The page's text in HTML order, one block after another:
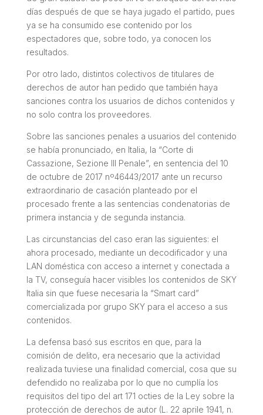
días después de que se haya jugado el partido, pues
ya se ha consumido ese contenido por los
espectadores que, sobre todo, ya conocen los
resultados.
Por otro lado, distintos colectivos de titulares de
derechos de autor han pedido que también haya
sanciones contra los usuarios de dichos contenidos y
no solo contra los proveedores.
Sobre las sanciones penales a usuarios del contenido
se había pronunciado, en Italia, la “Corte di
Cassazione, Sezione III Penale”, en sentencia del 10
de octubre de 2017 nº46443/2017 ante un recurso
extraordinario de casación planteado por el
procesado frente a las sentencias condenatorias de
primera instancia y de segunda instancia.
Las circunstancias del caso eran las siguientes: el
ahora procesado, mediante un decodificador y una
LAN doméstica con acceso a internet y conectada a
la TV, conseguía hacer visibles los contenidos de SKY
Italia sin que fuese necesaria la “Smart card”
comercializada por grupo SKY para el acceso a sus
contenidos.
La defensa basó sus escritos en que, para la
comisión de delito, era necesario que la actividad
realizada tuviese una finalidad comercial, cosa que su
defendido no realizaba por lo que no cumplía los
requisitos del tipo del art 171 octies de la Ley sobre la
protección de derechos de autor (L. 22 aprile 1941, n.